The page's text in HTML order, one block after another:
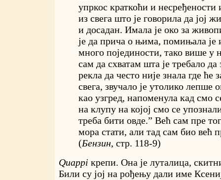
упркос краткоћи и несређености
из свега што је говорила да јој
и досадан. Имала је око за
је да прича о њима, помињала је
много појединости, тако више у
сам да схватам шта је требало да
рекла да често није знала где ће
свега, звучало је утолико
као узгред, напоменула кад смо
на клупу на којој смо се
треба бити овде.” Већ сам пре
мора стати, али тад сам био већ
(Бензин, стр. 118-9)
Quappi крепи. Она је луталица,
Били су јој на рођењу дали име